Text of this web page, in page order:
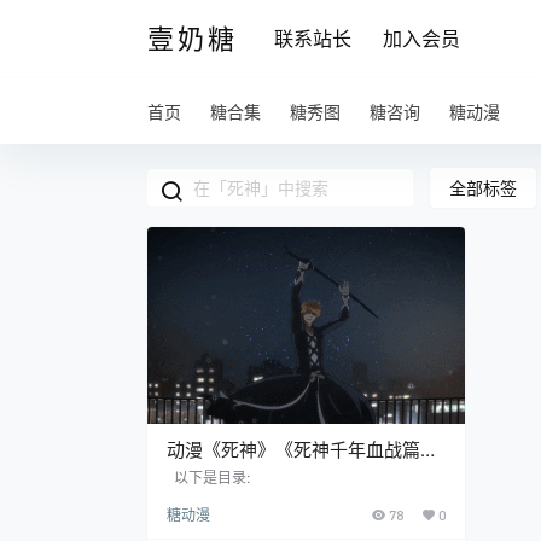
壹奶糖 联系站长 加入会员
首页 糖合集 糖秀图 糖咨询 糖动漫
全部标签
动漫《死神》《死神千年血战篇》
4K全
以下是目录:
糖动漫 78 0